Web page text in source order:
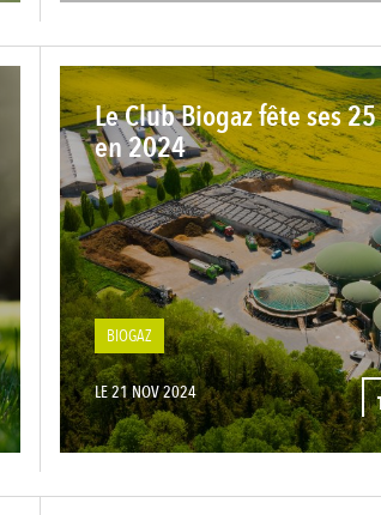
Le Club Biogaz fête ses
en 2024
BIOGAZ
LE 21 NOV 2024